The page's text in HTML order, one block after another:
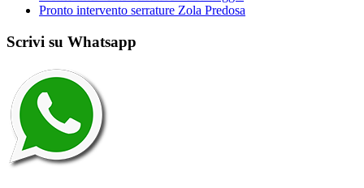
Pronto intervento serrature Zola Predosa
Scrivi su Whatsapp